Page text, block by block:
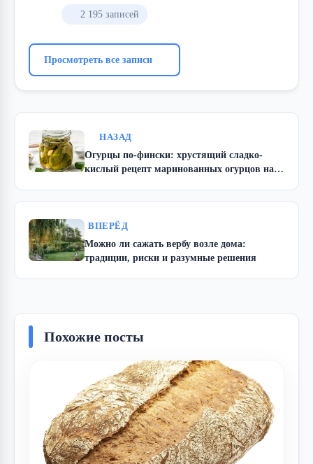
2 195 записей
Просмотреть все записи
НАЗАД
Огурцы по-фински: хрустящий сладко-
кислый рецепт маринованных огурцов на
ВПЕРЁД
Можно ли сажать вербу возле дома:
традиции, риски и разумные решения
Похожие посты